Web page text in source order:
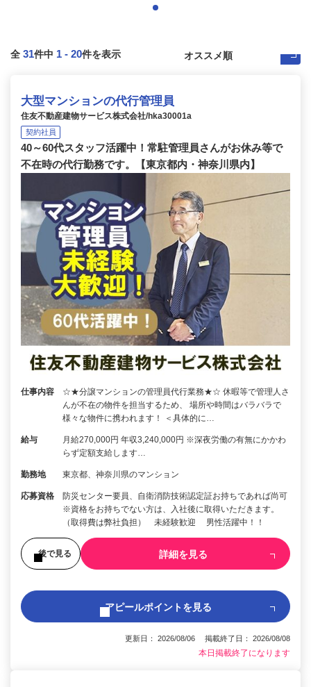
全 31件中 1 - 20件を表示
大型マンションの代行管理員
住友不動産建物サービス株式会社/hka30001a
契約社員
40～60代スタッフ活躍中！常駐管理員さんがお休み等で
不在時の代行勤務です。【東京都内・神奈川県内】
仕事内容
☆★分譲マンションの管理員代行業務★☆ 休暇等で管理人さ
んが不在の物件を担当するため、 場所や時間はバラバラで
様々な物件に携われます！ ＜具体的に…
給与
月給270,000円 年収3,240,000円 ※深夜労働の有無にかかわ
らず定額支給します…
勤務地 東京都、神奈川県のマンション
応募資格
防災センター要員、自衛消防技術認定証お持ちであれば尚可
※資格をお持ちでない方は、入社後に取得いただきます。
（取得費は弊社負担） 未経験歓迎 男性活躍中！！
後で見る 詳細を見る
アピールポイントを見る
更新日： 2026/08/06 掲載終了日： 2026/08/08
本日掲載終了になります